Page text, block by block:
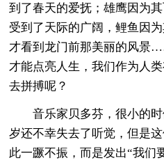
到了春天的爱抚；雄鹰因为
受到了天际的广阔，鲤鱼因
才看到龙门前那美丽的风景
才能点亮人生，我们作为人
去拼搏呢？
音乐家贝多芬，很小的
岁还不幸失去了听觉，但是
此一蹶不振，而是发出“我们